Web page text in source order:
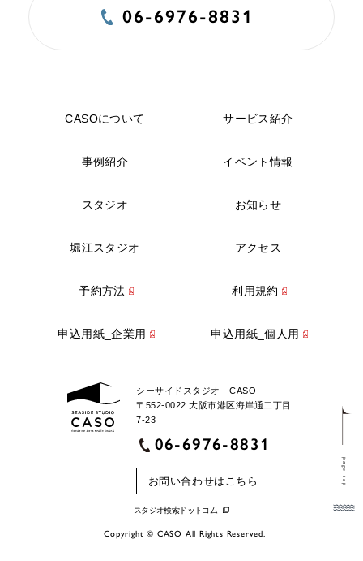
06-6976-8831
page top
シーサイドスタジオ CASO
〒552-0022 大阪市港区海岸通二丁目
7-23
06-6976-8831
お問い合わせはこちら
CASOについて サービス紹介
事例紹介 イベント情報
スタジオ お知らせ
堀江スタジオ アクセス
予約方法 利用規約
申込用紙_企業用 申込用紙_個人用
スタジオ検索ドットコム
Copyright © CASO All Rights Reserved.